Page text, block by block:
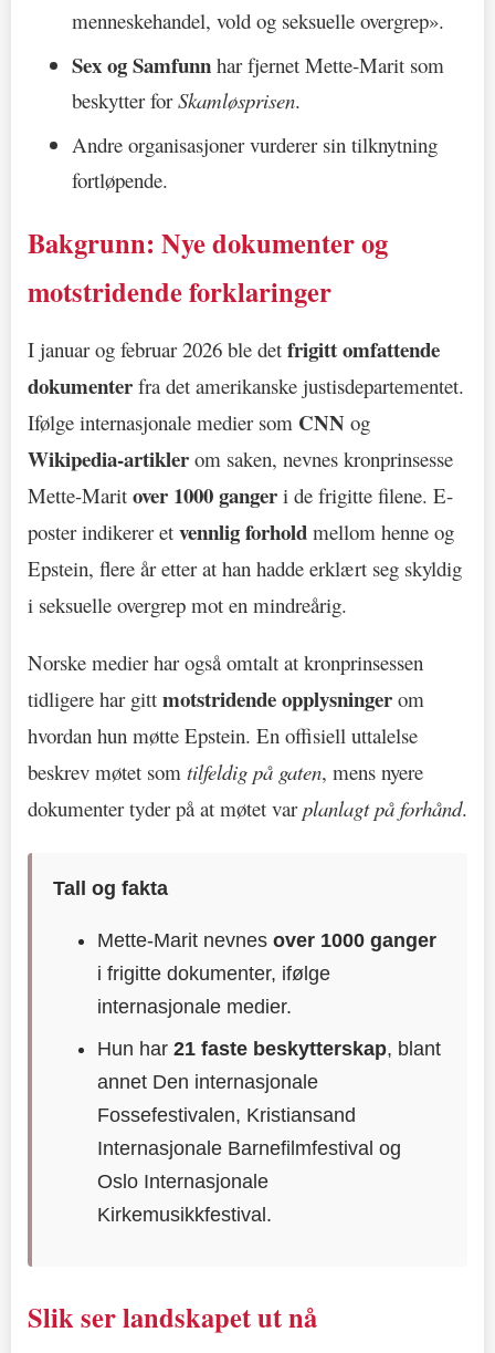
menneskehandel, vold og seksuelle overgrep».
Sex og Samfunn har fjernet Mette-Marit som
beskytter forSkamløsprisen.
Andre organisasjoner vurderer sin tilknytning
fortløpende.
Bakgrunn: Nye dokumenter og
motstridende forklaringer
I januar og februar 2026 ble det frigitt omfattende
dokumenter fra det amerikanske justisdepartementet.
Ifølge internasjonale medier som CNN og
Wikipedia-artikler om saken, nevnes kronprinsesse
Mette-Marit over 1000 ganger i de frigitte filene. E-
poster indikerer et vennlig forhold mellom henne og
Epstein, flere år etter at han hadde erklært seg skyldig
i seksuelle overgrep mot en mindreårig.
Norske medier har også omtalt at kronprinsessen
tidligere har gitt motstridende opplysninger om
hvordan hun møtte Epstein. En offisiell uttalelse
beskrev møtet som tilfeldig på gaten, mens nyere
dokumenter tyder på at møtet varplanlagt på forhånd.
Tall og fakta
Mette-Marit nevnesover 1000 ganger
i frigitte dokumenter, ifølge
internasjonale medier.
Hun har21 faste beskytterskap, blant
annet Den internasjonale
Fossefestivalen, Kristiansand
Internasjonale Barnefilmfestival og
Oslo Internasjonale
Kirkemusikkfestival.
Slik ser landskapet ut nå